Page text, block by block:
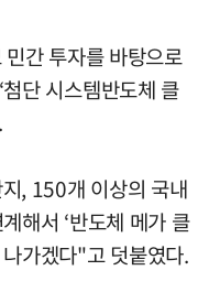
간 투자를 바탕으로
단 시스템반도체 클
, 150개 이상의 국내
해서 ‘반도체 메가 클
가겠다"고 덧붙였다.